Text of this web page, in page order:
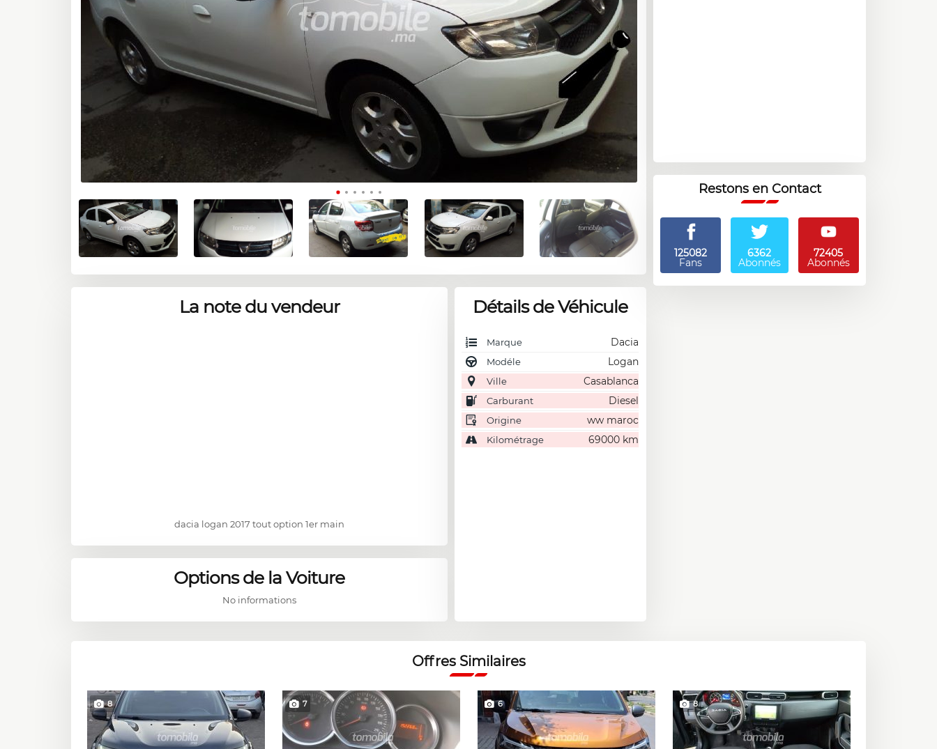
La note du vendeur
dacia logan 2017 tout option 1er main
Options de la Voiture
No informations
Détails de Véhicule
Marque Dacia
Modéle Logan
Ville Casablanca
Carburant Diesel
Origine ww maroc
Kilométrage 69000 km
Restons en Contact
125082
Fans
6362
Abonnés
72405
Abonnés
Offres Similaires
8 7 6 8